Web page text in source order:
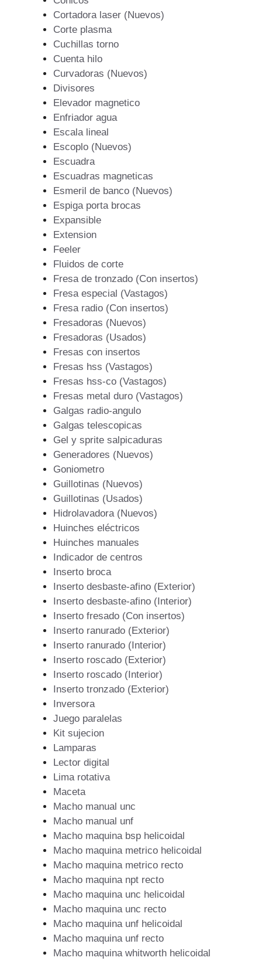
Cortadora laser (Nuevos)
Corte plasma
Cuchillas torno
Cuenta hilo
Curvadoras (Nuevos)
Divisores
Elevador magnetico
Enfriador agua
Escala lineal
Escoplo (Nuevos)
Escuadra
Escuadras magneticas
Esmeril de banco (Nuevos)
Espiga porta brocas
Expansible
Extension
Feeler
Fluidos de corte
Fresa de tronzado (Con insertos)
Fresa especial (Vastagos)
Fresa radio (Con insertos)
Fresadoras (Nuevos)
Fresadoras (Usados)
Fresas con insertos
Fresas hss (Vastagos)
Fresas hss-co (Vastagos)
Fresas metal duro (Vastagos)
Galgas radio-angulo
Galgas telescopicas
Gel y sprite salpicaduras
Generadores (Nuevos)
Goniometro
Guillotinas (Nuevos)
Guillotinas (Usados)
Hidrolavadora (Nuevos)
Huinches eléctricos
Huinches manuales
Indicador de centros
Inserto broca
Inserto desbaste-afino (Exterior)
Inserto desbaste-afino (Interior)
Inserto fresado (Con insertos)
Inserto ranurado (Exterior)
Inserto ranurado (Interior)
Inserto roscado (Exterior)
Inserto roscado (Interior)
Inserto tronzado (Exterior)
Inversora
Juego paralelas
Kit sujecion
Lamparas
Lector digital
Lima rotativa
Maceta
Macho manual unc
Macho manual unf
Macho maquina bsp helicoidal
Macho maquina metrico helicoidal
Macho maquina metrico recto
Macho maquina npt recto
Macho maquina unc helicoidal
Macho maquina unc recto
Macho maquina unf helicoidal
Macho maquina unf recto
Macho maquina whitworth helicoidal